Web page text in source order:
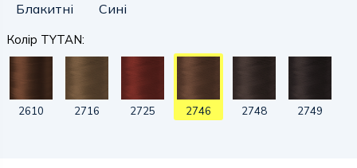
Блакитні
Сині
Колір TYTAN:
2610 2716 2725 2746 2748 2749